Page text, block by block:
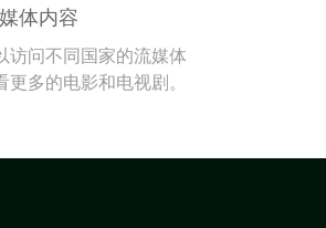
体内容
访问不同国家的流媒体
更多的电影和电视剧。